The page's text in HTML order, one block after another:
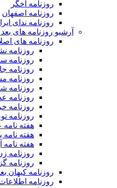
روزنامه اخگر
روزنامه اصفهان
روزنامه ندای
آرشیو روزنامه های بعد
روزنامه های
روزنامه
روزنامه
روزنامه
روزنامه
روزنامه
روزنامه
روزنامه
روزنامه
هفته
هفته نامه
هفته نامه
روزنامه
روزنامه
روزنامه کیهان
روزنامه